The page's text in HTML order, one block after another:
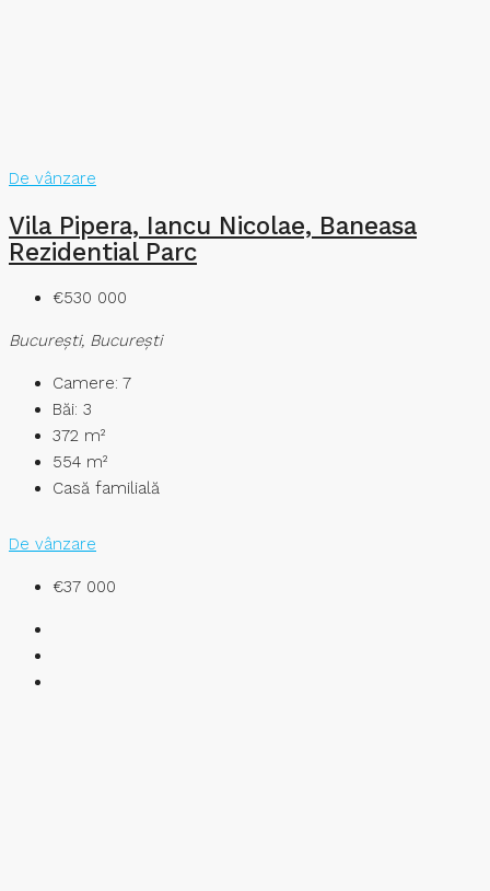
De vânzare
Vila Pipera, Iancu Nicolae, Baneasa
Rezidential Parc
€530 000
București, București
Camere: 7
Băi: 3
372 m²
554 m²
Casă familială
De vânzare
€37 000